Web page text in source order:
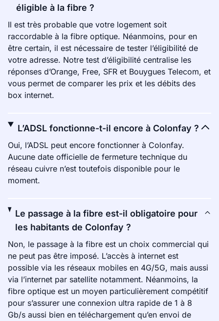
éligible à la fibre ?
Il est très probable que votre logement soit
raccordable à la fibre optique. Néanmoins, pour en
être certain, il est nécessaire de tester l’éligibilité de
votre adresse. Notre test d’éligibilité centralise les
réponses d’Orange, Free, SFR et Bouygues Telecom, et
vous permet de comparer les prix et les débits des
box internet.
L’ADSL fonctionne-t-il encore à Colonfay ?
Oui, l’ADSL peut encore fonctionner à Colonfay.
Aucune date officielle de fermeture technique du
réseau cuivre n’est toutefois disponible pour le
moment.
Le passage à la fibre est-il obligatoire pour
les habitants de Colonfay ?
Non, le passage à la fibre est un choix commercial qui
ne peut pas être imposé. L’accès à internet est
possible via les réseaux mobiles en 4G/5G, mais aussi
via l’internet par satellite notamment. Néanmoins, la
fibre optique est un moyen particulièrement compétitif
pour s’assurer une connexion ultra rapide de 1 à 8
Gb/s aussi bien en téléchargement qu’en envoi de